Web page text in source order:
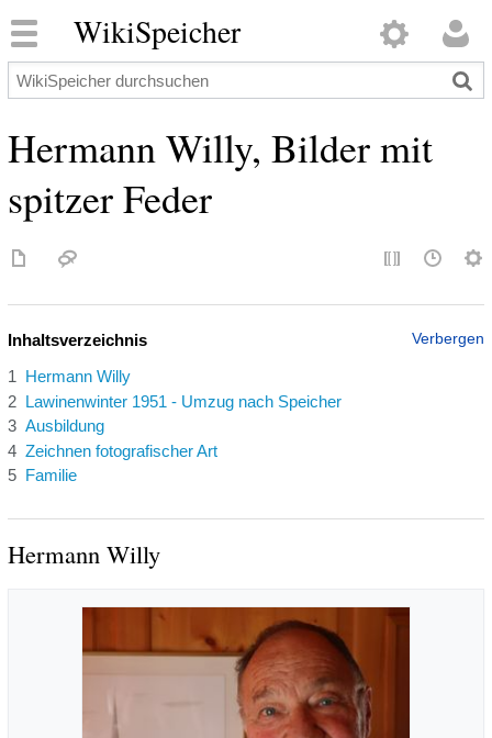
WikiSpeicher
Hermann Willy, Bilder mit
spitzer Feder
Inhaltsverzeichnis
1
Hermann Willy
2 Lawinenwinter 1951 - Umzug nach Speicher
3 Ausbildung
4 Zeichnen fotografischer Art
5 Familie
Hermann Willy